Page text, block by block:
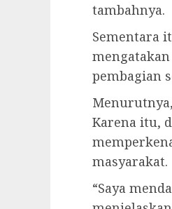
tambahnya.
Sementara
pembagian
Karena itu,
masyarakat.
“Saya